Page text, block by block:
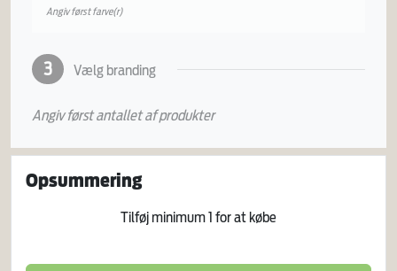
Angiv først farve(r)
3 Vælg branding
Angiv først antallet af produkter
Opsummering
Tilføj minimum1 for at købe